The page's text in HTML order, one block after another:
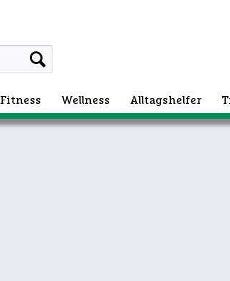
Fitness Wellness Alltagshelfer